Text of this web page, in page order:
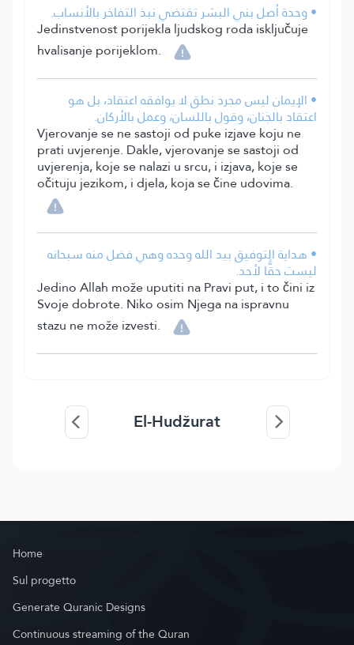
• وحدة أصل بني البشر تقتضي نبذ التفاخر بالأنساب.
Jedinstvenost porijekla ljudskog roda isključuje
hvalisanje porijeklom.
• الإيمان ليس مجرد نطق لا يوافقه اعتقاد، بل هو
اعتقاد بالجَنان، وقول باللسان، وعمل بالأركان.
Vjerovanje se ne sastoji od puke izjave koju ne
prati uvjerenje. Dakle, vjerovanje se sastoji od
uvjerenja, koje se nalazi u srcu, i izjava, koje se
očituju jezikom, i djela, koja se čine udovima.
• هداية التوفيق بيد الله وحده وهي فضل منه سبحانه
ليست حقًّا لأحد.
Jedino Allah može uputiti na Pravi put, i to čini iz
Svoje dobrote. Niko osim Njega na ispravnu
stazu ne može izvesti.
El-Hudžurat
Home
Sul progetto
Generate Quranic Designs
Continuous streaming of the Quran